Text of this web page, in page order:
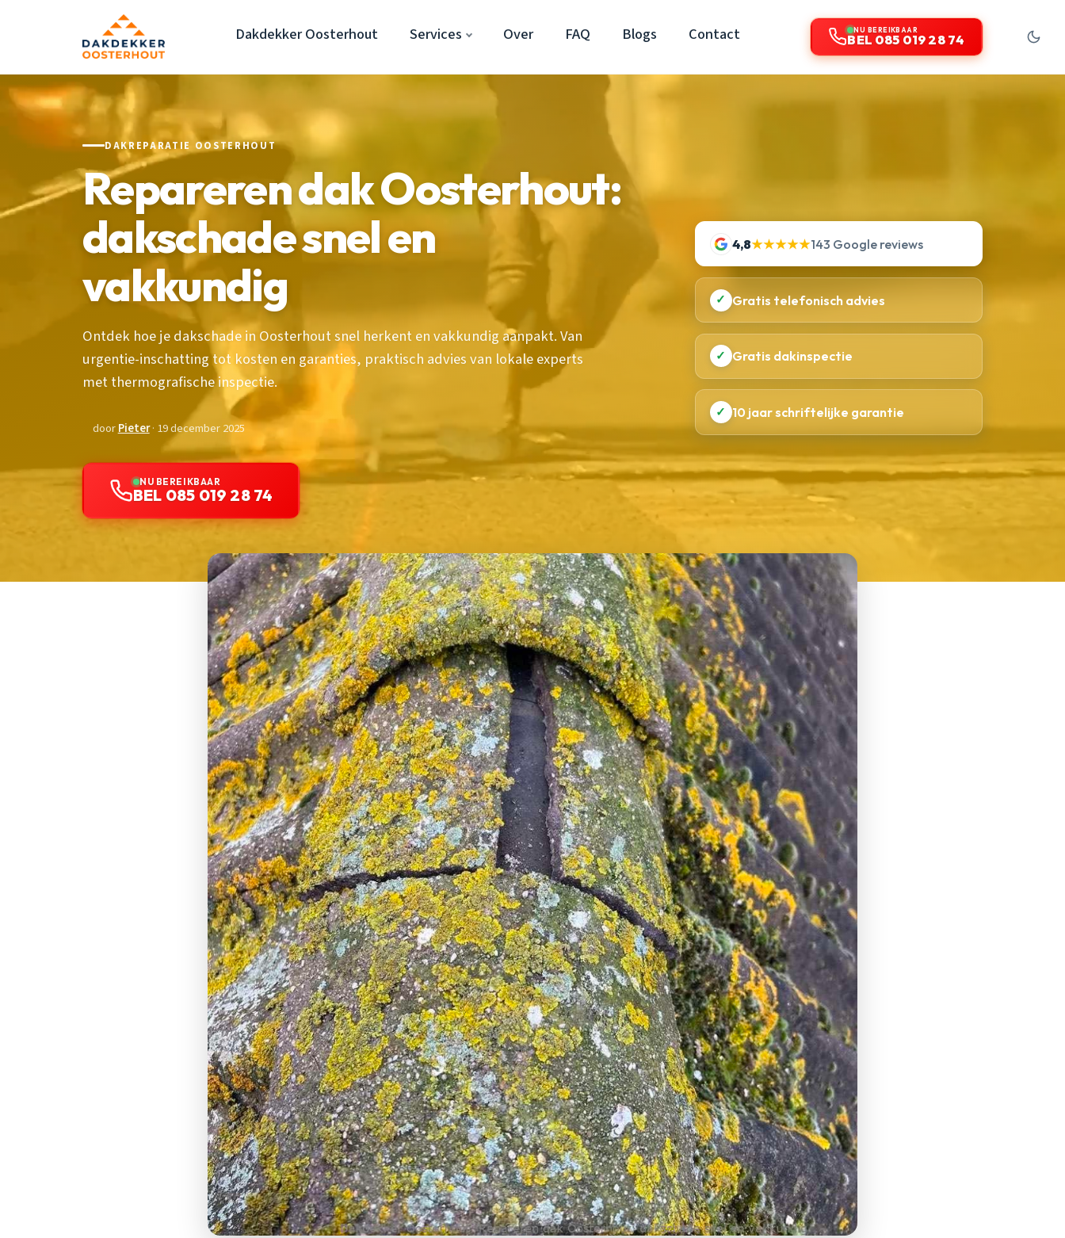
Dakdekker Oosterhout Services Over FAQ Blogs Contact NU BEREIKBAAR
BEL 085 019 28 74
DAKREPARATIE OOSTERHOUT
Repareren dak Oosterhout:
dakschade snel en
vakkundig
Ontdek hoe je dakschade in Oosterhout snel herkent en vakkundig aanpakt. Van
urgentie-inschatting tot kosten en garanties, praktisch advies van lokale experts
met thermografische inspectie.
doorPieter· 19 december 2025
NU BEREIKBAAR
BEL 085 019 28 74
4,8★★★★★143 Google reviews
✓ Gratis telefonisch advies
✓ Gratis dakinspectie
✓ 10 jaar schriftelijke garantie